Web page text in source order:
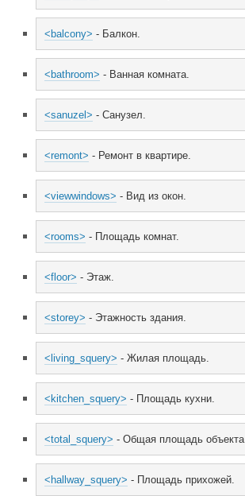
<balcony> - Балкон.
<bathroom> - Ванная комната.
<sanuzel> - Санузел.
<remont> - Ремонт в квартире.
<viewwindows> - Вид из окон.
<rooms> - Площадь комнат.
<floor> - Этаж.
<storey> - Этажность здания.
<living_squery> - Жилая площадь.
<kitchen_squery> - Площадь кухни.
<total_squery> - Общая площадь объекта.
<hallway_squery> - Площадь прихожей.